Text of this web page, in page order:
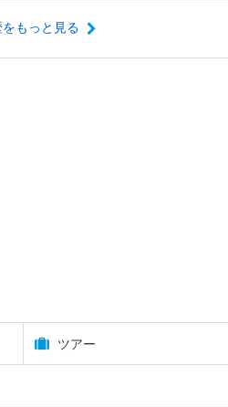
もっと見る
ツアー